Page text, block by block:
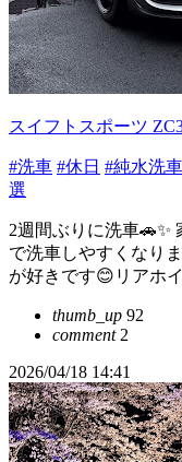
スイフトスポーツ
#洗車 #休日 #純水洗車
選
2週間ぶりに洗車🚗✨
で洗車しやすくなり
が好きです😊リアホ
thumb_up 92
comment2
2026/04/18 14:41